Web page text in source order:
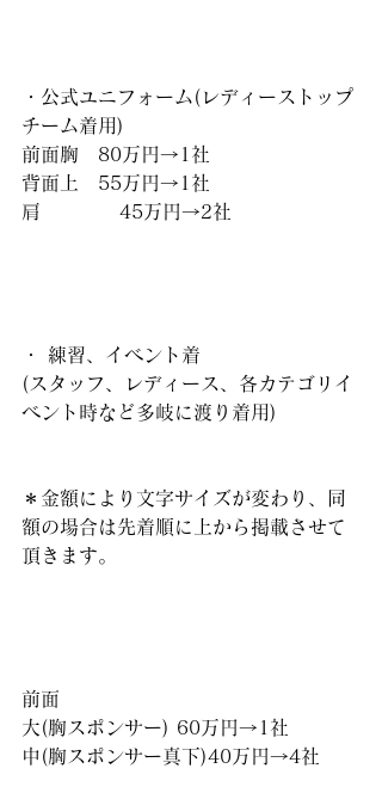
・公式ユニフォーム(レディーストップ
チーム着用)
前面胸　80万円→1社
背面上　55万円→1社
肩           45万円→2社
・ 練習、イベント着
(スタッフ、レディース、各カテゴリイ
ベント時など多岐に渡り着用)
＊金額により文字サイズが変わり、同
額の場合は先着順に上から掲載させて
頂きます。
前面
大(胸スポンサー) 60万円→1社
中(胸スポンサー真下)40万円→4社